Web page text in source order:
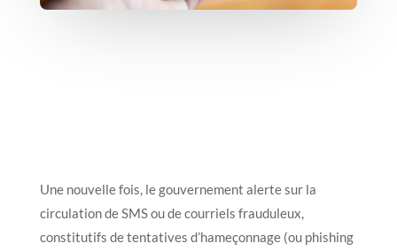
Une nouvelle fois, le gouvernement alerte sur la
circulation de SMS ou de courriels frauduleux,
constitutifs de tentatives d’hameçonnage (ou phishing